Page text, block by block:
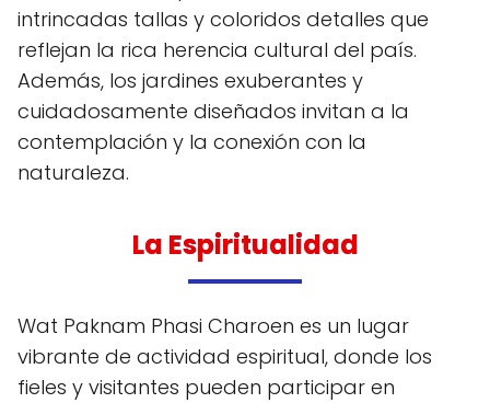
intrincadas tallas y coloridos detalles que
reflejan la rica herencia cultural del país.
Además, los jardines exuberantes y
cuidadosamente diseñados invitan a la
contemplación y la conexión con la
naturaleza.
La Espiritualidad
Wat Paknam Phasi Charoen es un lugar
vibrante de actividad espiritual, donde los
fieles y visitantes pueden participar en